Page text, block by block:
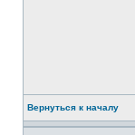
Вернуться к началу